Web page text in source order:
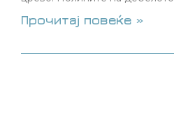
Прочитај повеќе »